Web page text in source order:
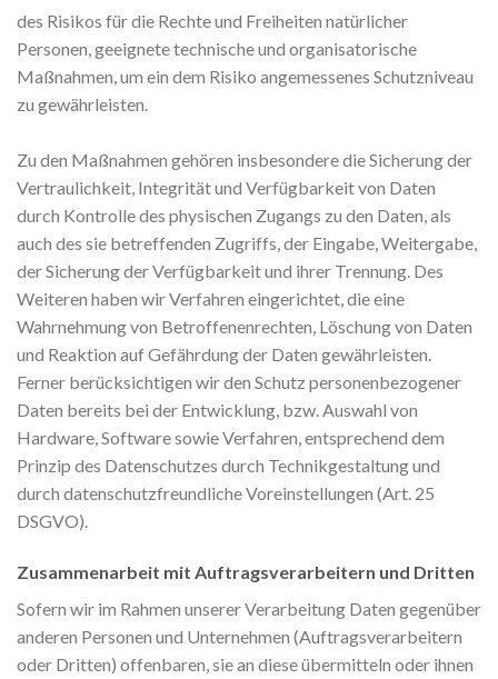
des Risikos für die Rechte und Freiheiten natürlicher
Personen, geeignete technische und organisatorische
Maßnahmen, um ein dem Risiko angemessenes Schutzniveau
zu gewährleisten.
Zu den Maßnahmen gehören insbesondere die Sicherung der
Vertraulichkeit, Integrität und Verfügbarkeit von Daten
durch Kontrolle des physischen Zugangs zu den Daten, als
auch des sie betreffenden Zugriffs, der Eingabe, Weitergabe,
der Sicherung der Verfügbarkeit und ihrer Trennung. Des
Weiteren haben wir Verfahren eingerichtet, die eine
Wahrnehmung von Betroffenenrechten, Löschung von Daten
und Reaktion auf Gefährdung der Daten gewährleisten.
Ferner berücksichtigen wir den Schutz personenbezogener
Daten bereits bei der Entwicklung, bzw. Auswahl von
Hardware, Software sowie Verfahren, entsprechend dem
Prinzip des Datenschutzes durch Technikgestaltung und
durch datenschutzfreundliche Voreinstellungen (Art. 25
DSGVO).
Zusammenarbeit mit Auftragsverarbeitern und Dritten
Sofern wir im Rahmen unserer Verarbeitung Daten gegenüber
anderen Personen und Unternehmen (Auftragsverarbeitern
oder Dritten) offenbaren, sie an diese übermitteln oder ihnen